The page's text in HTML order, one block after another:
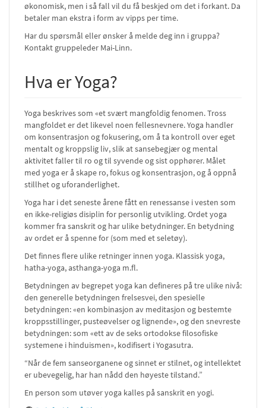
økonomisk, men i så fall vil du få beskjed om det i forkant. Da
betaler man ekstra i form av vipps per time.
Har du spørsmål eller ønsker å melde deg inn i gruppa?
Kontakt gruppeleder Mai-Linn.
Hva er Yoga?
Yoga beskrives som «et svært mangfoldig fenomen. Tross
mangfoldet er det likevel noen fellesnevnere. Yoga handler
om konsentrasjon og fokusering, om å ta kontroll over eget
mentalt og kroppslig liv, slik at sansebegjær og mental
aktivitet faller til ro og til syvende og sist opphører. Målet
med yoga er å skape ro, fokus og konsentrasjon, og å oppnå
stillhet og uforanderlighet.
Yoga har i det seneste årene fått en renessanse i vesten som
en ikke-religiøs disiplin for personlig utvikling. Ordet yoga
kommer fra sanskrit og har ulike betydninger. En betydning
av ordet er å spenne for (som med et seletøy).
Det finnes flere ulike retninger innen yoga. Klassisk yoga,
hatha-yoga, asthanga-yoga m.fl.
Betydningen av begrepet yoga kan defineres på tre ulike nivå:
den generelle betydningen frelsesvei, den spesielle
betydningen: «en kombinasjon av meditasjon og bestemte
kroppsstillinger, pusteøvelser og lignende», og den snevreste
betydningen: som «ett av de seks ortodokse filosofiske
systemene i hinduismen», kodifisert i Yogasutra.
“Når de fem sanseorganene og sinnet er stilnet, og intellektet
er ubevegelig, har han nådd den høyeste tilstand.”
En person som utøver yoga kalles på sanskrit en yogi.